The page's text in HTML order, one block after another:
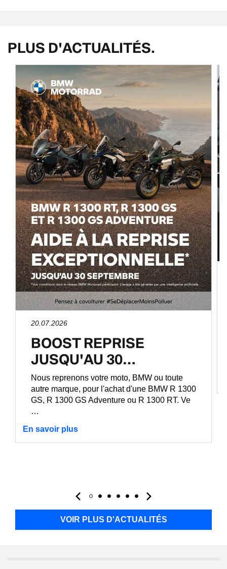
PLUS D'ACTUALITÉS.
20.07.2026
BOOST REPRISE
JUSQU'AU 30…
Nous reprenons votre moto, BMW ou toute
autre marque, pour l'achat d'une BMW R 1300
GS, R 1300 GS Adventure ou R 1300 RT. Ve
…
En savoir plus
VOIR PLUS D'ACTUALITÉS